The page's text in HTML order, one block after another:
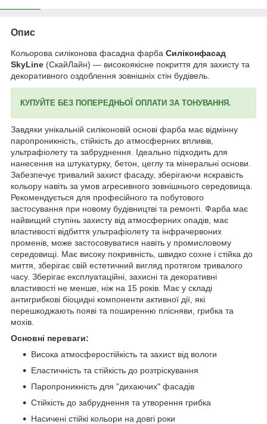
Опис
Кольорова силіконова фасадна фарба Силіконфасад
SkyLine (СкайЛайн) — високоякісне покриття для захисту та
декоративного оздоблення зовнішніх стін будівель.
КУПУЙТЕ БЕЗ ПОПЕРЕДНЬОЇ ОПЛАТИ ЗА ТОНУВАННЯ.
Завдяки унікальній силіконовій основі фарба має відмінну
паропроникність, стійкість до атмосферних впливів,
ультрафіолету та забруднення. Ідеально підходить для
нанесення на штукатурку, бетон, цеглу та мінеральні основи.
Забезпечує тривалий захист фасаду, зберігаючи яскравість
кольору навіть за умов агресивного зовнішнього середовища.
Рекомендується для професійного та побутового
застосування при новому будівництві та ремонті. Фарба має
найвищий ступінь захисту від атмосферних опадів, має
властивості відбиття ультрафіолету та інфрачервоних
променів, може застосовуватися навіть у промисловому
середовищі. Має високу покривність, швидко сохне і стійка до
миття, зберігає свій естетичний вигляд протягом тривалого
часу. Зберігає експлуатаційні, захисні та декоративні
властивості не менше, ніж на 15 років. Має у складі
антигрибкові біоцидні компоненти активної дії, які
перешкоджають появі та поширенню плісняви, грибка та
мохів.
Основні переваги:
Висока атмосферостійкість та захист від вологи
Еластичність та стійкість до розтріскування
Паропроникність для "дихаючих" фасадів
Стійкість до забруднення та утворення грибка
Насичені стійкі кольори на довгі роки